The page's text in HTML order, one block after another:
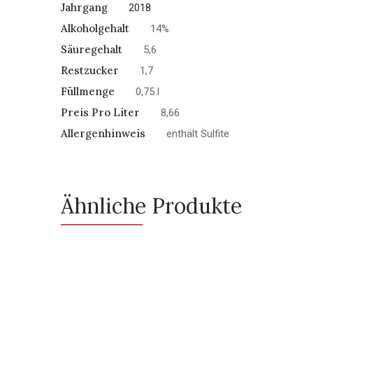
Jahrgang 2018
Alkoholgehalt 14%
Säuregehalt 5,6
Restzucker 1,7
Füllmenge 0,75 l
Preis Pro Liter 8,66
Allergenhinweis enthält Sulfite
Ähnliche Produkte